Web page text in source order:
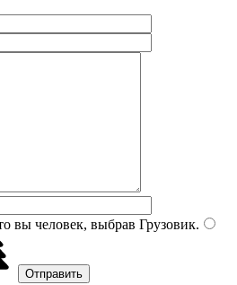
вы человек, выбрав Грузовик.